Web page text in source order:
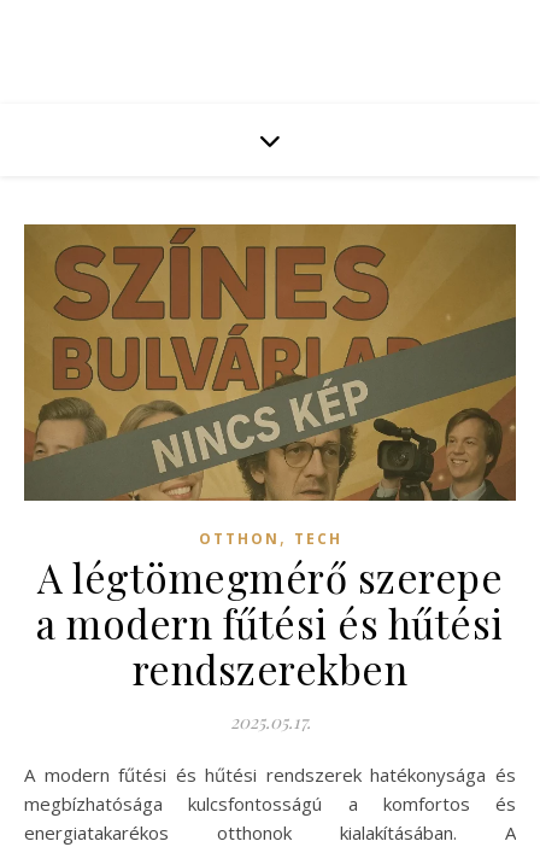
OTTHON , TECH
A légtömegmérő szerepe
a modern fűtési és hűtési
rendszerekben
2025.05.17.
A modern fűtési és hűtési rendszerek hatékonysága és
megbízhatósága kulcsfontosságú a komfortos és
energiatakarékos otthonok kialakításában. A